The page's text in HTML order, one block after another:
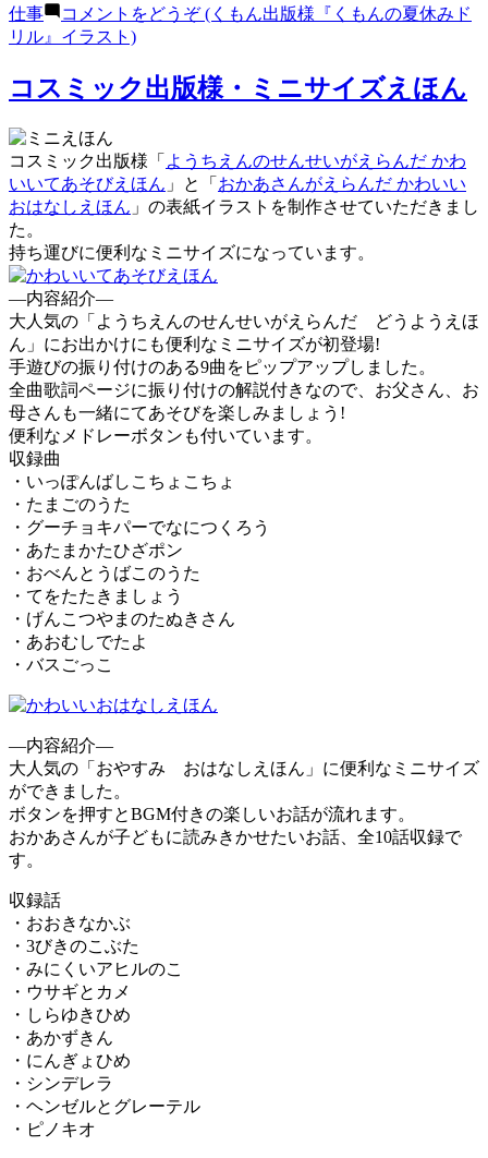
仕事
コメントをどうぞ(くもん出版様『くもんの夏休みド
リル』イラスト)
コスミック出版様・ミニサイズえほん
コスミック出版様「 ようちえんのせんせいがえらんだ かわ
いいてあそびえほん 」と「 おかあさんがえらんだ かわいい
おはなしえほん 」の表紙イラストを制作させていただきまし
た。
持ち運びに便利なミニサイズになっています。
—内容紹介—
大人気の「ようちえんのせんせいがえらんだ どうようえほ
ん」にお出かけにも便利なミニサイズが初登場!
手遊びの振り付けのある9曲をピップアップしました。
全曲歌詞ページに振り付けの解説付きなので、お父さん、お
母さんも一緒にてあそびを楽しみましょう!
便利なメドレーボタンも付いています。
収録曲
・いっぽんばしこちょこちょ
・たまごのうた
・グーチョキパーでなにつくろう
・あたまかたひざポン
・おべんとうばこのうた
・てをたたきましょう
・げんこつやまのたぬきさん
・あおむしでたよ
・バスごっこ
—内容紹介—
大人気の「おやすみ おはなしえほん」に便利なミニサイズ
ができました。
ボタンを押すとBGM付きの楽しいお話が流れます。
おかあさんが子どもに読みきかせたいお話、全10話収録で
す。
収録話
・おおきなかぶ
・3びきのこぶた
・みにくいアヒルのこ
・ウサギとカメ
・しらゆきひめ
・あかずきん
・にんぎょひめ
・シンデレラ
・ヘンゼルとグレーテル
・ピノキオ